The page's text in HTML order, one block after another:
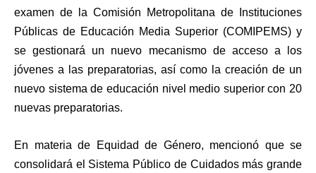
examen de la Comisión Metropolitana de Instituciones
Públicas de Educación Media Superior (COMIPEMS) y
se gestionará un nuevo mecanismo de acceso a los
jóvenes a las preparatorias, así como la creación de un
nuevo sistema de educación nivel medio superior con 20
nuevas preparatorias.
En materia de Equidad de Género, mencionó que se
consolidará el Sistema Público de Cuidados más grande